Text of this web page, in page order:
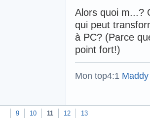
Alors quoi m...?
qui peut
à PC? (Parce
point fort!)
Mon top4:1
9 10 11 12 13